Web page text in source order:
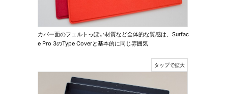
カバー面のフェルトっぽい材質など全体的な質感は、Surfac
e Pro 3のType Coverと基本的に同じ雰囲気